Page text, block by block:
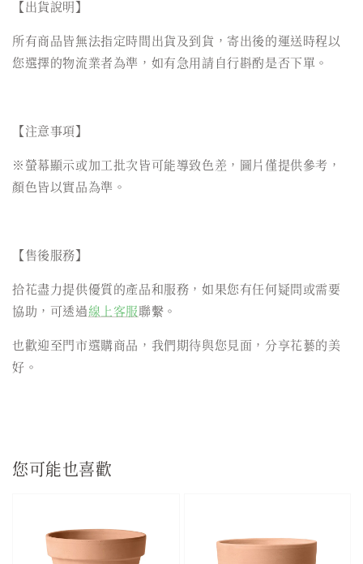
【出貨說明】
所有商品皆無法指定時間出貨及到貨，寄出後的運送時程以
您選擇的物流業者為準，如有急用請自行斟酌是否下單。
【注意事項】
※螢幕顯示或加工批次皆可能導致色差，圖片僅提供參考，
顏色皆以實品為準。
【售後服務】
拾花盡力提供優質的產品和服務，如果您有任何疑問或需要
協助，可透過線上客服聯繫。
也歡迎至門市選購商品，我們期待與您見面，分享花藝的美
好。
您可能也喜歡